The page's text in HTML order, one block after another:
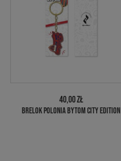
40,00 ZŁ
BRELOK POLONIA BYTOM CITY EDITION